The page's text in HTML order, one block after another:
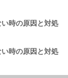
時の原因と対処
時の原因と対処